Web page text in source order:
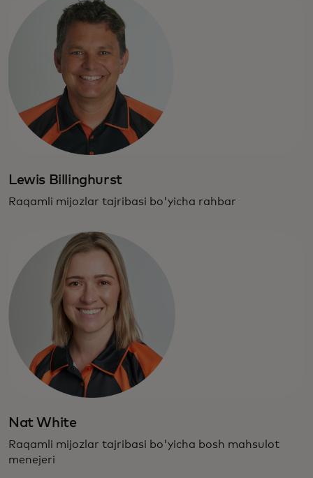
Lewis Billinghurst
Raqamli mijozlar tajribasi bo'yicha rahbar
Nat White
Raqamli mijozlar tajribasi bo'yicha bosh mahsulot
menejeri